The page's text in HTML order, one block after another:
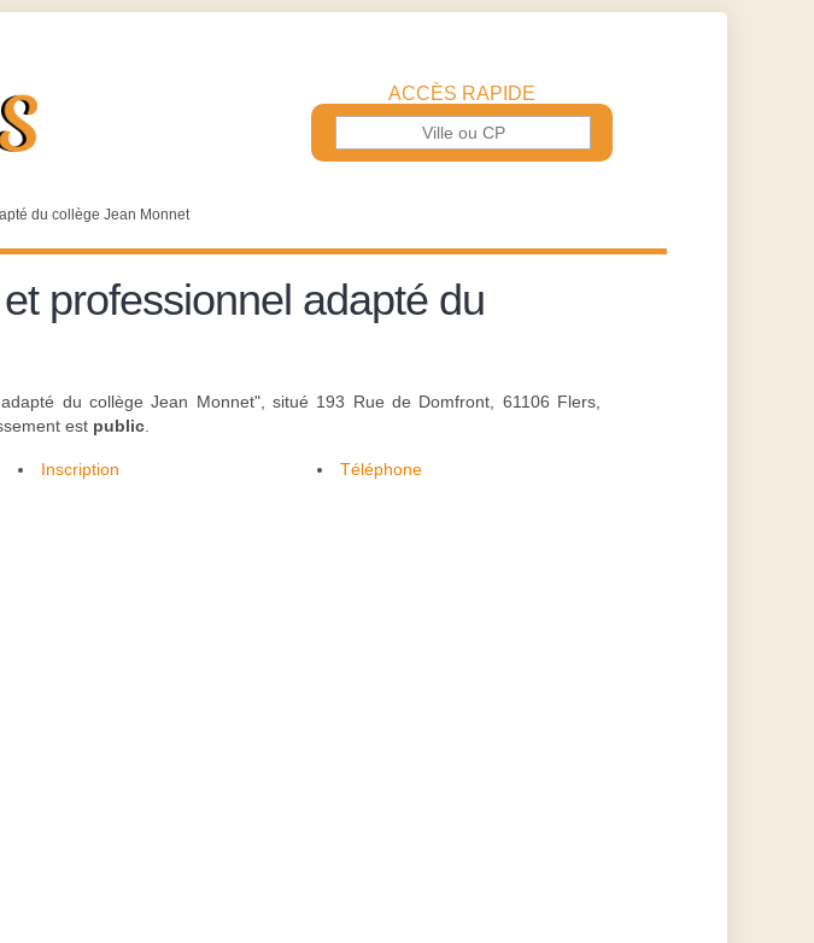
ACCÈS RAPIDE
du collège Jean Monnet
professionnel adapté du
du collège Jean Monnet", situé 193 Rue de Domfront, 61106 Flers,
est public
Inscription Téléphone